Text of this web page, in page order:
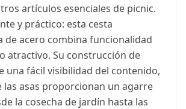
artículos esenciales de picnic.
y práctico: esta cesta
de acero combina funcionalidad
atractivo. Su construcción de
una fácil visibilidad del contenido,
las asas proporcionan un agarre
la cosecha de jardín hasta las